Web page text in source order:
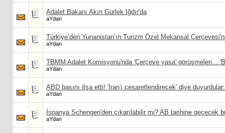
Adalet Bakanı Akın Gürlek Iğdır'da
aYdan
Türkiye’den Yunanistan’ın Turizm Özel Mekansal
aYdan
TBMM Adalet Komisyonu'nda 'Çerçeve yasa' görüşmeleri...
aYdan
ABD basını ifşa etti! 'İran'ı cesaretlendirecek' diye
aYdan
İspanya Schengen'den çıkarılabilir mi? AB tarihine geçecek
aYdan